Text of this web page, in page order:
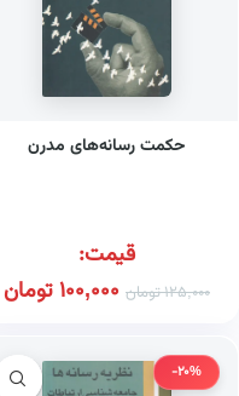
حکمت رسانه‌های مدرن
قیمت:
125,000تومان 100,000تومان
-20%